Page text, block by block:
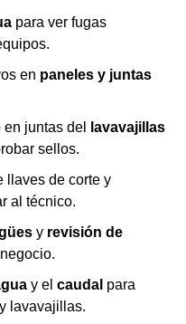
para ver fugas
en paneles y juntas
en juntas del
lavavajillas
sellos.
llaves de corte y
al técnico.
y revisión de
y el caudal para
lavavajillas.